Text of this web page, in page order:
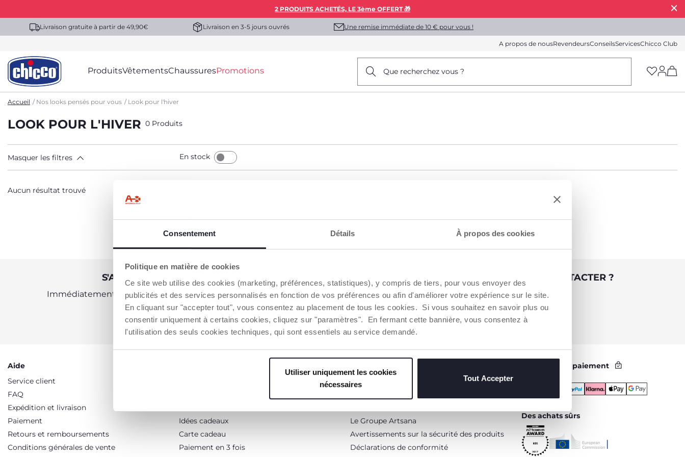
Consentement Détails À propos des cookies
Politique en matière de cookies
Ce site web utilise des cookies (marketing, préférences, statistiques), y compris de tiers, pour vous envoyer des
publicités et des services personnalisés en fonction de vos préférences ou afin d'améliorer votre expérience sur le site.
En cliquant sur "accepter tout", vous consentez au placement de tous les cookies. Si vous souhaitez en savoir plus ou
consentir uniquement à certains cookies, cliquez sur "paramètres". En fermant cette bannière, vous consentez à
l'utilisation des seuls cookies techniques, qui sont essentiels au service demandé.
Utiliser uniquement les cookies
nécessaires
Tout Accepter
2 PRODUITS ACHETÉS, LE 3ème OFFERT 🎁
Livraison gratuite à partir de 49,90€ Livraison en 3-5 jours ouvrés Une remise immédiate de 10 € pour vous !
A propos de nousRevendeursConseilsServicesChicco Club
ProduitsVêtementsChaussuresPromotions Que recherchez vous ?
Accueil Nos looks pensés pour vous Look pour l'hiver
LOOK POUR L'HIVER 0 Produits
Masquer les filtres En stock
Aucun résultat trouvé
S'ABONNER À LA NEWSLETTER
Immédiatement pour vous un bon de 10 € à dépenser en ligne.
OBTENIR LA RÉDUCTION
VOUS-AVEZ BESOIN DE NOUS CONTACTER ?
Service Client [coût appel local]
0809 542 125
Aide
Service client
FAQ
Expédition et livraison
Paiement
Retours et remboursements
Conditions générales de vente
Idées cadeaux
Carte cadeau
Paiement en 3 fois
A propos de nous
Le Groupe Artsana
Avertissements sur la sécurité des produits
Déclarations de conformité
Méthodes de paiement
Des achats sûrs